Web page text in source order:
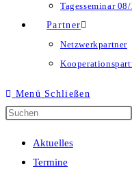
Tagesseminar
Partner
Netzwerkpartner
Menü Schließen
Aktuelles
Termine